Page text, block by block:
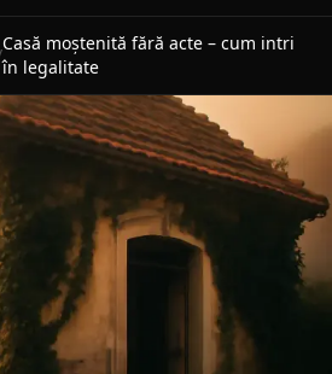
Casă moștenită fără acte – cum intri
în legalitate